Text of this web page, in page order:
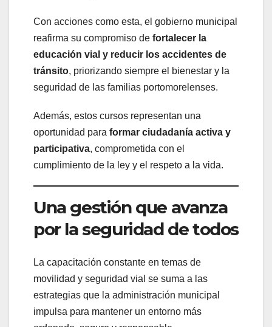
Con acciones como esta, el gobierno municipal
reafirma su compromiso de fortalecer la
educación vial y reducir los accidentes de
tránsito, priorizando siempre el bienestar y la
seguridad de las familias portomorelenses.
Además, estos cursos representan una
oportunidad para formar ciudadanía activa y
participativa, comprometida con el
cumplimiento de la ley y el respeto a la vida.
Una gestión que avanza
por la seguridad de todos
La capacitación constante en temas de
movilidad y seguridad vial se suma a las
estrategias que la administración municipal
impulsa para mantener un entorno más